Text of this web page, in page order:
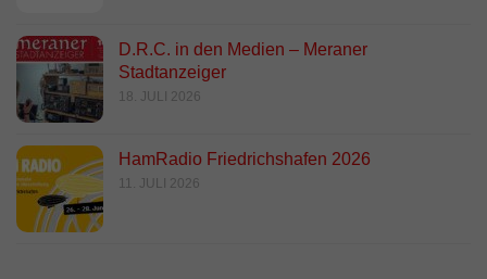
D.R.C. in den Medien – Meraner
Stadtanzeiger
18. JULI 2026
HamRadio Friedrichshafen 2026
11. JULI 2026